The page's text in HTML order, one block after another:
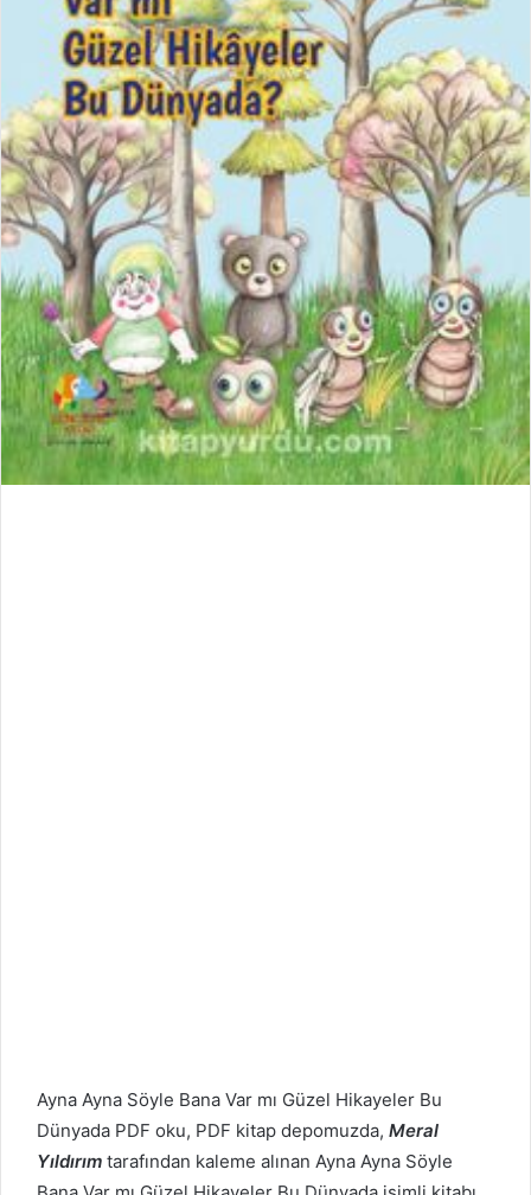
Ayna Ayna Söyle Bana Var mı Güzel Hikayeler Bu
Dünyada PDF oku, PDF kitap depomuzda, Meral
Yıldırım tarafından kaleme alınan Ayna Ayna Söyle